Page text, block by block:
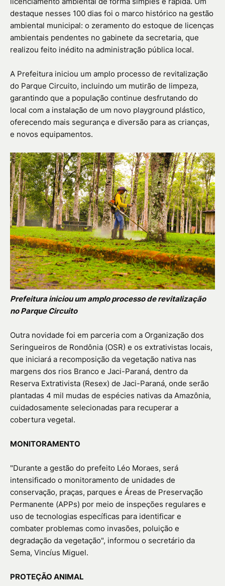
destaque nesses 100 dias foi o marco histórico na gestão
ambiental municipal: o zeramento do estoque de licenças
ambientais pendentes no gabinete da secretaria, que
realizou feito inédito na administração pública local.
A Prefeitura iniciou um amplo processo de revitalização
do Parque Circuito, incluindo um mutirão de limpeza,
garantindo que a população continue desfrutando do
local com a instalação de um novo playground plástico,
oferecendo mais segurança e diversão para as crianças,
e novos equipamentos.
Prefeitura iniciou um amplo processo de revitalização
no Parque Circuito
Outra novidade foi em parceria com a Organização dos
Seringueiros de Rondônia (OSR) e os extrativistas locais,
que iniciará a recomposição da vegetação nativa nas
margens dos rios Branco e Jaci-Paraná, dentro da
Reserva Extrativista (Resex) de Jaci-Paraná, onde serão
plantadas 4 mil mudas de espécies nativas da Amazônia,
cuidadosamente selecionadas para recuperar a
cobertura vegetal.
MONITORAMENTO
"Durante a gestão do prefeito Léo Moraes, será
intensificado o monitoramento de unidades de
conservação, praças, parques e Áreas de Preservação
Permanente (APPs) por meio de inspeções regulares e
uso de tecnologias específicas para identificar e
combater problemas como invasões, poluição e
degradação da vegetação", informou o secretário da
Sema, Vincíus Miguel.
PROTEÇÃO ANIMAL